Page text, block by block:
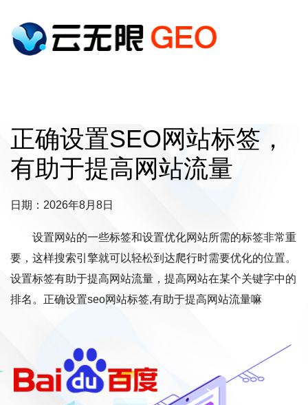
正确设置SEO网站标签，
有助于提高网站流量
日期：2026年8月8日
设置网站的一些标签和设置优化网站所需的标签非常重
要，这样搜索引擎就可以轻松到达爬行时需要优化的位置。
设置标签有助于提高网站流量，提高网站在某个关键字中的
排名。正确设置seo网站标签,有助于提高网站流量嘛